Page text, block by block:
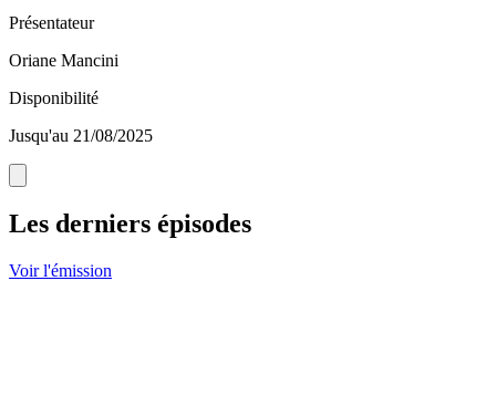
Présentateur
Oriane Mancini
Disponibilité
Jusqu'au 21/08/2025
Les derniers épisodes
Voir l'émission